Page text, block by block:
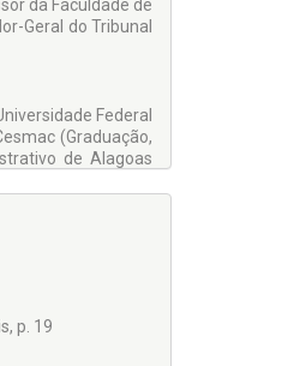
da Faculdade de
Geral do Tribunal
Federal
(Graduação,
de Alagoas
p. 19